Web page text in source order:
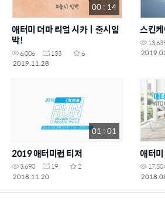
00 : 14
애터미 더마 리얼 시카ㅣ출시임
박!
6,006 133
6
2019.11.28
스킨
01 : 01
2019 애터미런 티저
3,690 19
2
2018.11.20
애터